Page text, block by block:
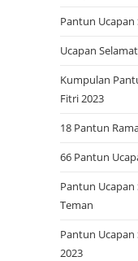
Pantun Ucapan
Ucapan
Kumpulan
Fitri 2023
18 Pantun
66 Pantun
Pantun Ucapan
Teman
Pantun Ucapan
2023